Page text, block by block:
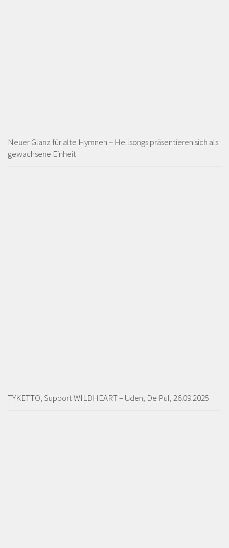
Neuer Glanz für alte Hymnen – Hellsongs präsentieren sich als
gewachsene Einheit
TYKETTO, Support WILDHEART – Uden, De Pul, 26.09.2025